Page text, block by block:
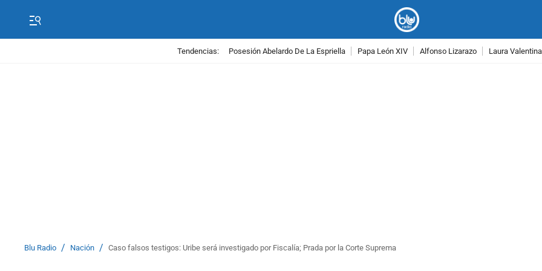
Tendencias: Posesión Abelardo De La Espriella Papa León XIV Alfonso Lizarazo Laura
Blu Radio / Nación / Caso falsos testigos: Uribe será investigado por Fiscalía; Prada por la Corte Suprema